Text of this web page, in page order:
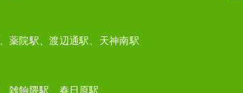
薬院駅、渡辺通駅、天神南駅
雑餉隈駅、春日原駅